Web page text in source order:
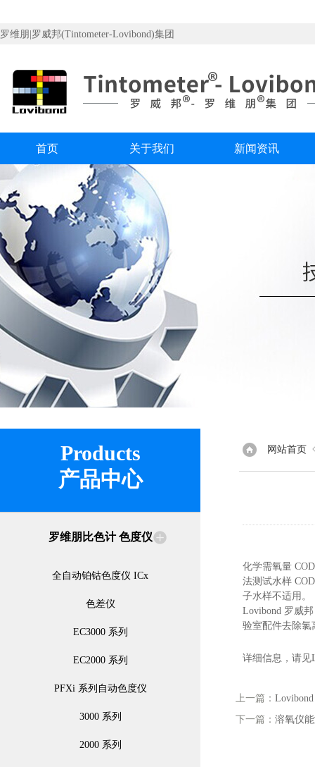
罗维朋|罗威邦(Tintometer-Lovibond)集团
首页 关于我们 新闻资讯
Products
产品中心
罗维朋比色计 色度仪
全自动铂钴色度仪 ICx
色差仪
EC3000 系列
EC2000 系列
PFXi 系列自动色度仪
3000 系列
2000 系列
网站首页
化学需氧量
法测试水样
子水样不适用。
Lovibond 罗威
验室配件去除氯
详细信息，请见
上一篇：
下一篇： 溶氧仪